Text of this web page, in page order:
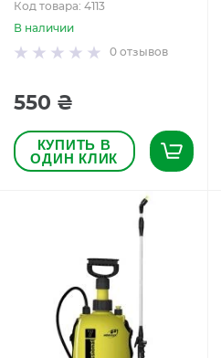
Код товара: 4113
В наличии
0 отзывов
550 ₴
КУПИТЬ В
ОДИН КЛИК